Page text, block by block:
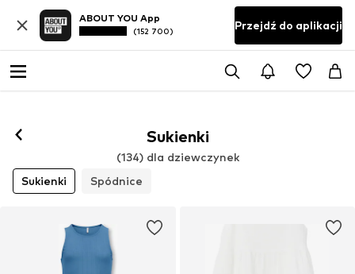
ABOUT YOU App
(152 700) Przejdź do aplikacji
Sukienki
(134) dla dziewczynek
Sukienki
Spódnice